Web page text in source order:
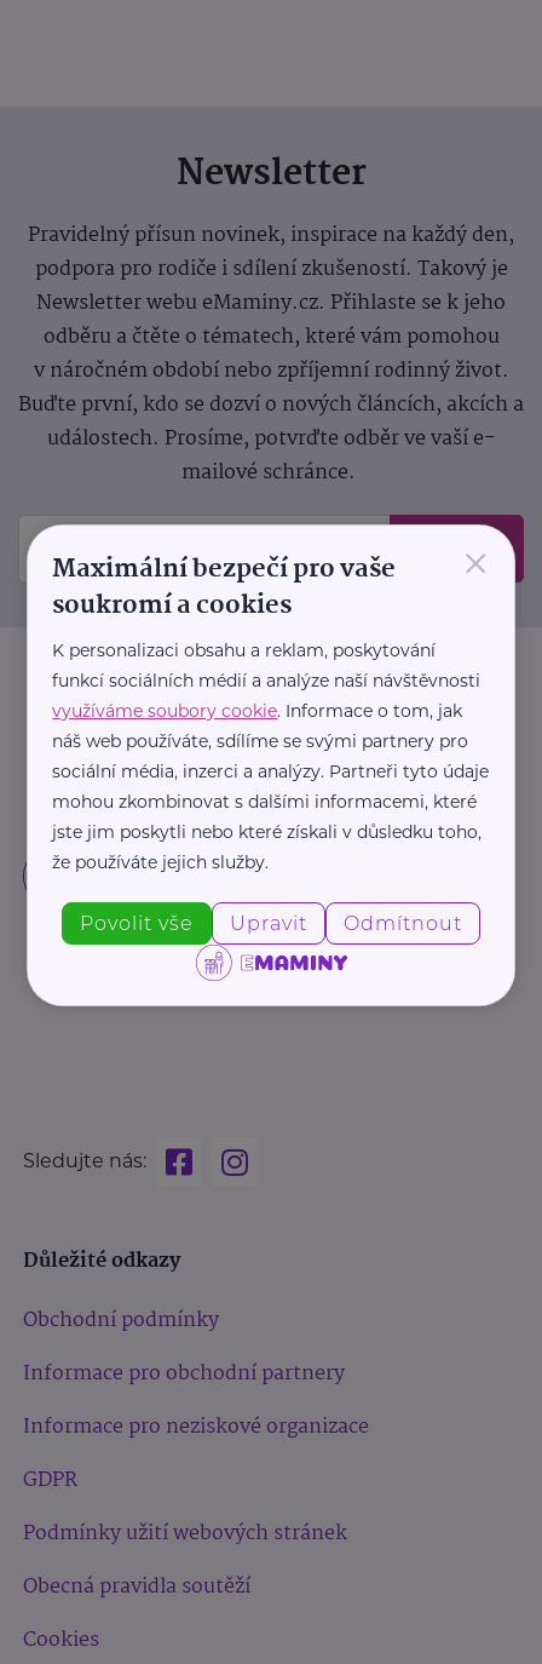
Newsletter
Pravidelný přísun novinek, inspirace na každý den,
podpora pro rodiče i sdílení zkušeností. Takový je
Newsletter webu eMaminy.cz. Přihlaste se k jeho
odběru a čtěte o tématech, které vám pomohou
v náročném období nebo zpříjemní rodinný život.
Buďte první, kdo se dozví o nových článcích, akcích a
událostech. Prosíme, potvrďte odběr ve vaší e-
mailové schránce.
Odeslat
Sledujte nás:
Důležité odkazy
Obchodní podmínky
Informace pro obchodní partnery
Informace pro neziskové organizace
GDPR
Podmínky užití webových stránek
Obecná pravidla soutěží
Cookies
×
Maximální bezpečí pro vaše
soukromí a cookies
K personalizaci obsahu a reklam, poskytování
funkcí sociálních médií a analýze naší návštěvnosti
využíváme soubory cookie. Informace o tom, jak
náš web používáte, sdílíme se svými partnery pro
sociální média, inzerci a analýzy. Partneři tyto údaje
mohou zkombinovat s dalšími informacemi, které
jste jim poskytli nebo které získali v důsledku toho,
že používáte jejich služby.
Povolit vše Upravit Odmítnout